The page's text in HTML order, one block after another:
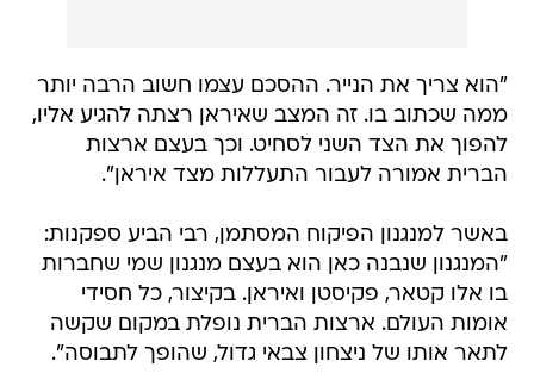
"הוא צריך את הנייר. ההסכם עצמו חשוב הרבה יותר
ממה שכתוב בו. זה המצב שאיראן רצתה להגיע אליו,
להפוך את הצד השני לסחיט. וכך בעצם ארצות
הברית אמורה לעבור התעללות מצד איראן".
באשר למנגנון הפיקוח המסתמן, רבי הביע ספקנות:
"המנגנון שנבנה כאן הוא בעצם מנגנון שמי שחברות
בו אלו קטאר, פקיסטן ואיראן. בקיצור, כל חסידי
אומות העולם. ארצות הברית נופלת במקום שקשה
לתאר אותו של ניצחון צבאי גדול, שהופך לתבוסה".